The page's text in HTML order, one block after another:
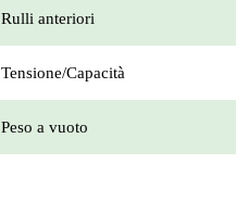
Rulli anteriori
Tensione/Capacità
Peso a vuoto